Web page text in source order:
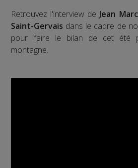
Retrouvez l'interview de Jean
Saint-Gervais dans le cadre de
pour faire le bilan de cet été
montagne.